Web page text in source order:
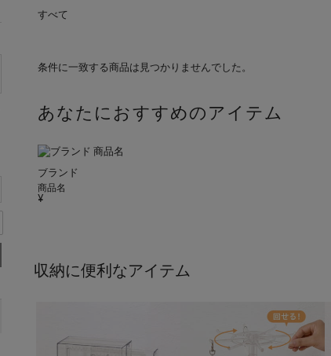
すべて
条件に一致する商品は見つかりませんでした。
あなたにおすすめのアイテム
ブランド
商品名
収納に便利なアイテム